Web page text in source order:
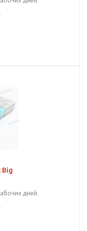
Big
дней.